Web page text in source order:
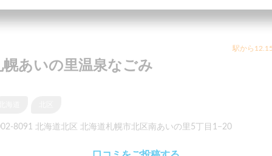
駅から
幌あいの里温泉なごみ
8091 北海道北区 北海道札幌市北区南あいの里5丁目1−20